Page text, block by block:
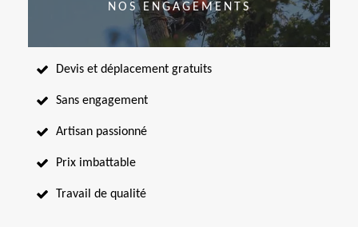
NOS ENGAGEMENTS
Devis et déplacement gratuits
Sans engagement
Artisan passionné
Prix imbattable
Travail de qualité